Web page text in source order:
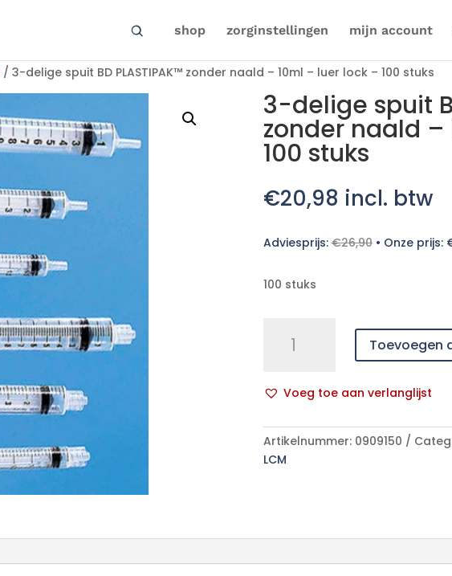
shop zorginstellingen mijn account
/ 3-delige spuit BD PLASTIPAK™ zonder naald – 10ml – luer lock – 100 stuks
3-delige spuit
zonder naald –
100 stuks
€20,98 incl. btw
Adviesprijs:€26,90• Onze prijs:
100 stuks
delige
PLASTIPAK™
naald
-
100
Toevoegen
Voeg toe aan verlanglijst
l
t
e
t
i
Artikelnummer: 0909150
LCM